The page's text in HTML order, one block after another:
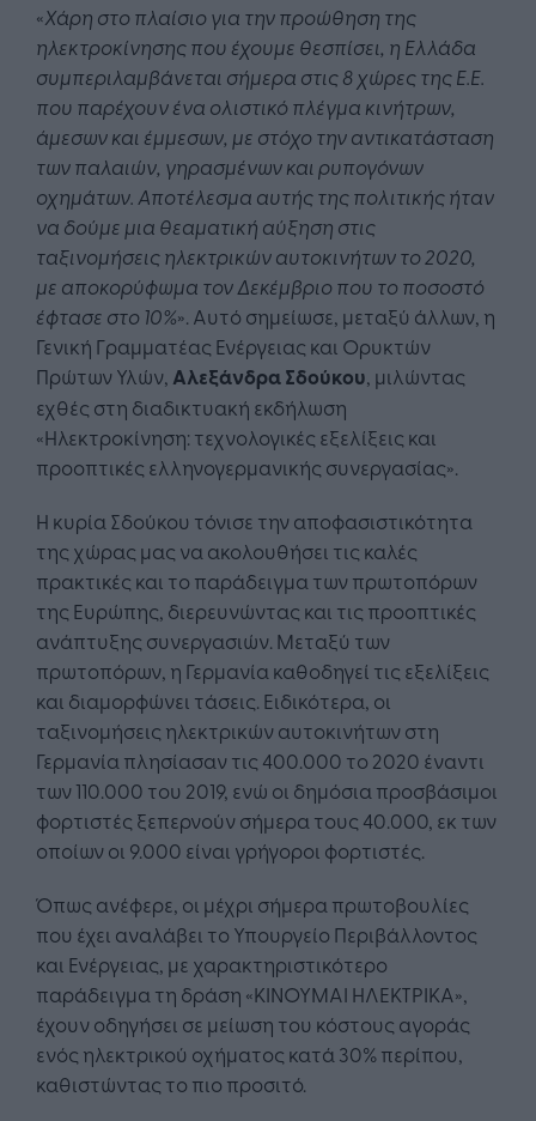
«Χάρη στο πλαίσιο για την προώθηση της
ηλεκτροκίνησης που έχουμε θεσπίσει, η Ελλάδα
συμπεριλαμβάνεται σήμερα στις 8 χώρες της Ε.Ε.
που παρέχουν ένα ολιστικό πλέγμα κινήτρων,
άμεσων και έμμεσων, με στόχο την αντικατάσταση
των παλαιών, γηρασμένων και ρυπογόνων
οχημάτων. Αποτέλεσμα αυτής της πολιτικής ήταν
να δούμε μια θεαματική αύξηση στις
ταξινομήσεις ηλεκτρικών αυτοκινήτων το 2020,
με αποκορύφωμα τον Δεκέμβριο που το ποσοστό
έφτασε στο 10%». Αυτό σημείωσε, μεταξύ άλλων, η
Γενική Γραμματέας Ενέργειας και Ορυκτών
Πρώτων Υλών, Αλεξάνδρα Σδούκου, μιλώντας
εχθές στη διαδικτυακή εκδήλωση
«Ηλεκτροκίνηση: τεχνολογικές εξελίξεις και
προοπτικές ελληνογερμανικής συνεργασίας».
Η κυρία Σδούκου τόνισε την αποφασιστικότητα
της χώρας μας να ακολουθήσει τις καλές
πρακτικές και το παράδειγμα των πρωτοπόρων
της Ευρώπης, διερευνώντας και τις προοπτικές
ανάπτυξης συνεργασιών. Μεταξύ των
πρωτοπόρων, η Γερμανία καθοδηγεί τις εξελίξεις
και διαμορφώνει τάσεις. Ειδικότερα, οι
ταξινομήσεις ηλεκτρικών αυτοκινήτων στη
Γερμανία πλησίασαν τις 400.000 το 2020 έναντι
των 110.000 του 2019, ενώ οι δημόσια προσβάσιμοι
φορτιστές ξεπερνούν σήμερα τους 40.000, εκ των
οποίων οι 9.000 είναι γρήγοροι φορτιστές.
Όπως ανέφερε, οι μέχρι σήμερα πρωτοβουλίες
που έχει αναλάβει το Υπουργείο Περιβάλλοντος
και Ενέργειας, με χαρακτηριστικότερο
παράδειγμα τη δράση «ΚΙΝΟΥΜΑΙ ΗΛΕΚΤΡΙΚΑ»,
έχουν οδηγήσει σε μείωση του κόστους αγοράς
ενός ηλεκτρικού οχήματος κατά 30% περίπου,
καθιστώντας το πιο προσιτό.